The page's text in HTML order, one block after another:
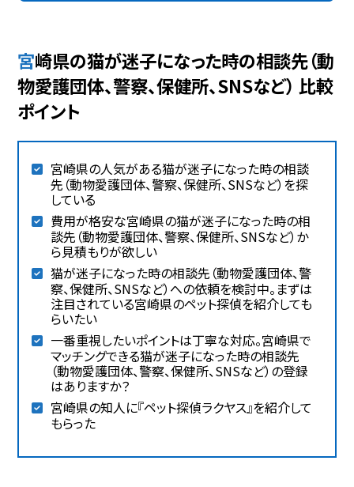
宮崎県の猫が迷子になった時の相談先（動
物愛護団体、警察、保健所、SNSなど） 比較
ポイント
宮崎県の人気がある猫が迷子になった時の相談
先（動物愛護団体、警察、保健所、SNSなど）を探
している
費用が格安な宮崎県の猫が迷子になった時の相
談先（動物愛護団体、警察、保健所、SNSなど）か
ら見積もりが欲しい
猫が迷子になった時の相談先（動物愛護団体、警
察、保健所、SNSなど）への依頼を検討中。まずは
注目されている宮崎県のペット探偵を紹介しても
らいたい
一番重視したいポイントは丁寧な対応。宮崎県で
マッチングできる猫が迷子になった時の相談先
（動物愛護団体、警察、保健所、SNSなど）の登録
はありますか？
宮崎県の知人に『ペット探偵ラクヤス』を紹介して
もらった